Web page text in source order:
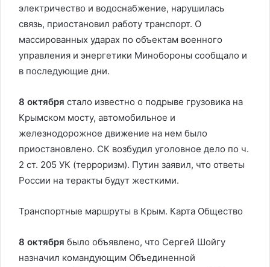
электричество и водоснабжение, нарушилась
связь, приостановил работу транспорт. О
массированных ударах по объектам военного
управления и энергетики Минобороны сообщало и
в последующие дни.
8 октября стало известно о подрыве грузовика на
Крымском мосту, автомобильное и
железнодорожное движение на нем было
приостановлено. СК возбудил уголовное дело по ч.
2 ст. 205 УК (терроризм). Путин заявил, что ответы
России на теракты будут жесткими.
Транспортные маршруты в Крым. Карта Общество
8 октября было объявлено, что Сергей Шойгу
назначил командующим Объединенной